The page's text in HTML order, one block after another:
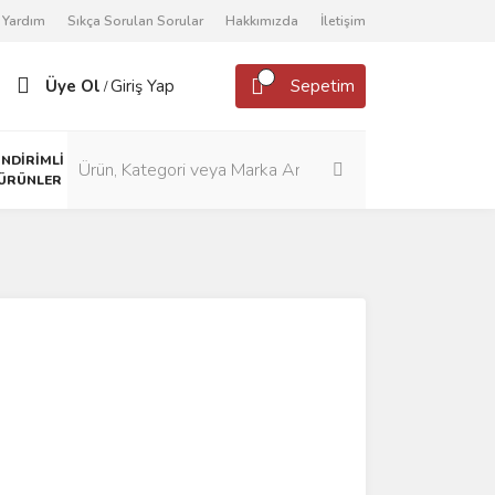
Yardım Sıkça Sorulan Sorular Hakkımızda İletişim
Üye Ol /Giriş Yap Sepetim